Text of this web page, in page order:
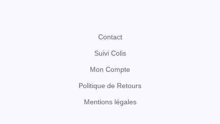
Contact
Suivi Colis
Mon Compte
Politique de Retours
Mentions légales